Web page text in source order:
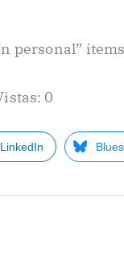
personal”
0
LinkedIn